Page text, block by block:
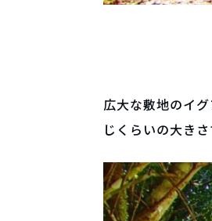
広大な敷地のイ
じくらいの大きさ